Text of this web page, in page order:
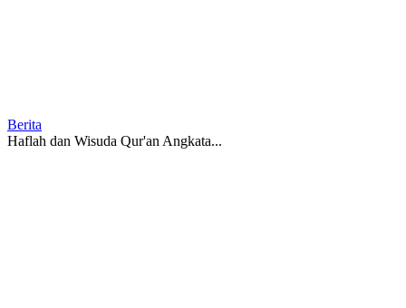
Berita
Haflah dan Wisuda Qur'an Angkata...